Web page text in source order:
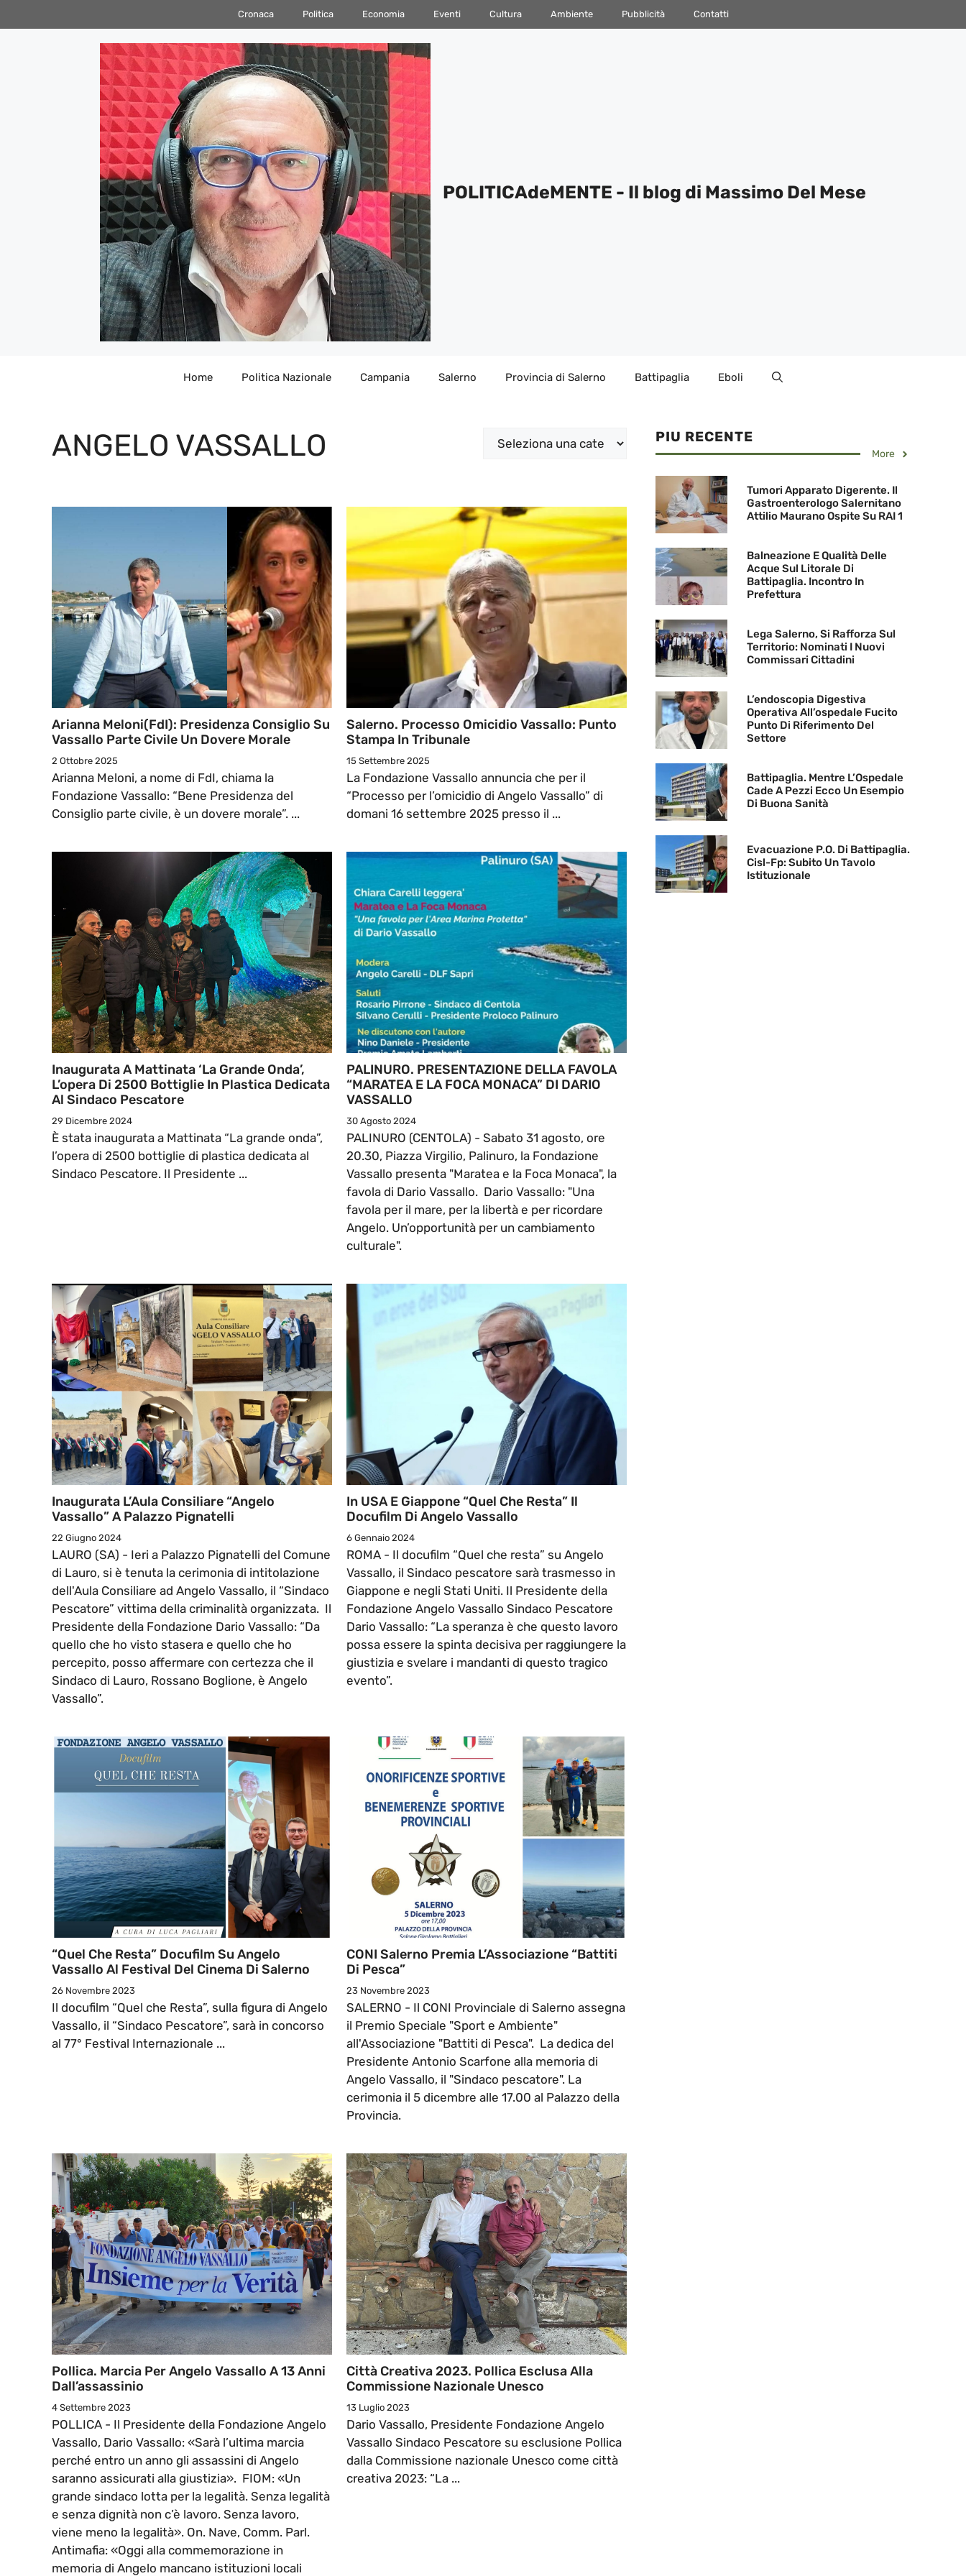
al
Cronaca Politica Economia Eventi Cultura Ambiente Pubblicità Contatti
POLITICAdeMENTE - Il blog di Massimo Del Mese
Home Politica Nazionale Campania Salerno Provincia di Salerno Battipaglia Eboli
ANGELO VASSALLO Categorie
Arianna Meloni(FdI): Presidenza Consiglio Su
Vassallo Parte Civile Un Dovere Morale
2 Ottobre 2025
Arianna Meloni, a nome di FdI, chiama la
Fondazione Vassallo: “Bene Presidenza del
Consiglio parte civile, è un dovere morale”. ...
Salerno. Processo Omicidio Vassallo: Punto
Stampa In Tribunale
15 Settembre 2025
La Fondazione Vassallo annuncia che per il
“Processo per l’omicidio di Angelo Vassallo” di
domani 16 settembre 2025 presso il ...
Inaugurata A Mattinata ‘La Grande Onda’,
L’opera Di 2500 Bottiglie In Plastica Dedicata
Al Sindaco Pescatore
29 Dicembre 2024
È stata inaugurata a Mattinata “La grande onda”,
l’opera di 2500 bottiglie di plastica dedicata al
Sindaco Pescatore. Il Presidente ...
PALINURO. PRESENTAZIONE DELLA FAVOLA
“MARATEA E LA FOCA MONACA” DI DARIO
VASSALLO
30 Agosto 2024
PALINURO (CENTOLA) - Sabato 31 agosto, ore
20.30, Piazza Virgilio, Palinuro, la Fondazione
Vassallo presenta "Maratea e la Foca Monaca", la
favola di Dario Vassallo. Dario Vassallo: "Una
favola per il mare, per la libertà e per ricordare
Angelo. Un’opportunità per un cambiamento
culturale".
Inaugurata L’Aula Consiliare “Angelo
Vassallo” A Palazzo Pignatelli
22 Giugno 2024
LAURO (SA) - Ieri a Palazzo Pignatelli del Comune
di Lauro, si è tenuta la cerimonia di intitolazione
dell'Aula Consiliare ad Angelo Vassallo, il “Sindaco
Pescatore” vittima della criminalità organizzata. Il
Presidente della Fondazione Dario Vassallo: “Da
quello che ho visto stasera e quello che ho
percepito, posso affermare con certezza che il
Sindaco di Lauro, Rossano Boglione, è Angelo
Vassallo”.
In USA E Giappone “Quel Che Resta” Il
Docufilm Di Angelo Vassallo
6 Gennaio 2024
ROMA - Il docufilm “Quel che resta” su Angelo
Vassallo, il Sindaco pescatore sarà trasmesso in
Giappone e negli Stati Uniti. Il Presidente della
Fondazione Angelo Vassallo Sindaco Pescatore
Dario Vassallo: “La speranza è che questo lavoro
possa essere la spinta decisiva per raggiungere la
giustizia e svelare i mandanti di questo tragico
evento”.
“Quel Che Resta” Docufilm Su Angelo
Vassallo Al Festival Del Cinema Di Salerno
26 Novembre 2023
Il docufilm “Quel che Resta”, sulla figura di Angelo
Vassallo, il “Sindaco Pescatore”, sarà in concorso
al 77° Festival Internazionale ...
CONI Salerno Premia L’Associazione “Battiti
Di Pesca”
23 Novembre 2023
SALERNO - Il CONI Provinciale di Salerno assegna
il Premio Speciale "Sport e Ambiente"
all'Associazione "Battiti di Pesca". La dedica del
Presidente Antonio Scarfone alla memoria di
Angelo Vassallo, il "Sindaco pescatore". La
cerimonia il 5 dicembre alle 17.00 al Palazzo della
Provincia.
Pollica. Marcia Per Angelo Vassallo A 13 Anni
Dall’assassinio
4 Settembre 2023
POLLICA - Il Presidente della Fondazione Angelo
Vassallo, Dario Vassallo: «Sarà l’ultima marcia
perché entro un anno gli assassini di Angelo
saranno assicurati alla giustizia». FIOM: «Un
grande sindaco lotta per la legalità. Senza legalità
e senza dignità non c’è lavoro. Senza lavoro,
viene meno la legalità». On. Nave, Comm. Parl.
Antimafia: «Oggi alla commemorazione in
memoria di Angelo mancano istituzioni locali
Città Creativa 2023. Pollica Esclusa Alla
Commissione Nazionale Unesco
13 Luglio 2023
Dario Vassallo, Presidente Fondazione Angelo
Vassallo Sindaco Pescatore su esclusione Pollica
dalla Commissione nazionale Unesco come città
creativa 2023: “La ...
PIU RECENTE
More
Tumori Apparato Digerente. Il
Gastroenterologo Salernitano
Attilio Maurano Ospite Su RAI 1
Balneazione E Qualità Delle
Acque Sul Litorale Di
Battipaglia. Incontro In
Prefettura
Lega Salerno, Si Rafforza Sul
Territorio: Nominati I Nuovi
Commissari Cittadini
L’endoscopia Digestiva
Operativa All’ospedale Fucito
Punto Di Riferimento Del
Settore
Battipaglia. Mentre L’Ospedale
Cade A Pezzi Ecco Un Esempio
Di Buona Sanità
Evacuazione P.O. Di Battipaglia.
Cisl-Fp: Subito Un Tavolo
Istituzionale